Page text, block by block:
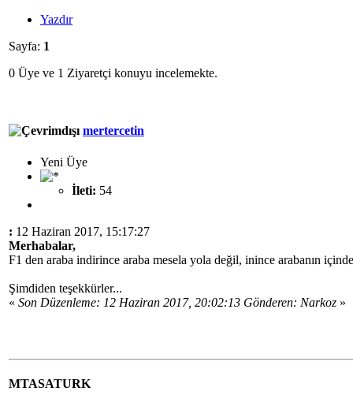
Yazdır
Sayfa: 1
0 Üye ve 1 Ziyaretçi konuyu incelemekte.
mertercetin
Yeni Üye
İleti: 54
: 12 Haziran 2017, 15:17:27
Merhabalar,
F1 den araba indirince araba mesela yola değil, inince arabanın
Şimdiden teşekkürler...
« Son Düzenleme: 12 Haziran 2017, 20:02:13 Gönderen: Narkoz »
MTASATURK